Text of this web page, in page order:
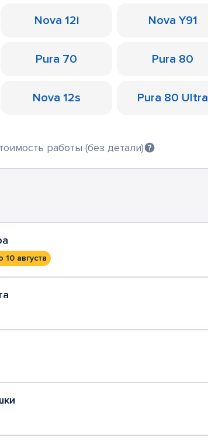
Nova 12i Nova Y91
Pura 70 Pura 80
Nova 12s Pura 80 Ultra
работы (без детали)
10 августа